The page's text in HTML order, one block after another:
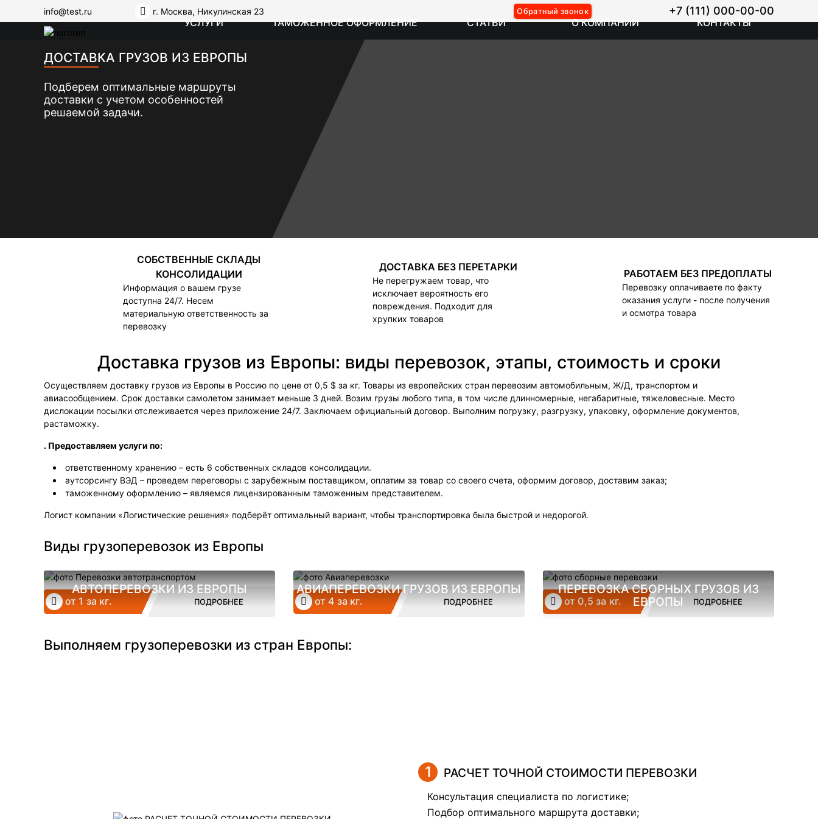
info@test.ru г. Москва, Никулинская 23 Обратный звонок +7 (111) 000-00-00
УСЛУГИ ТАМОЖЕННОЕ ОФОРМЛЕНИЕ СТАТЬИ О КОМПАНИИ КОНТАКТЫ
ДОСТАВКА ГРУЗОВ ИЗ ЕВРОПЫ
Подберем оптимальные маршруты
доставки с учетом особенностей
решаемой задачи.
СОБСТВЕННЫЕ СКЛАДЫ
КОНСОЛИДАЦИИ
Информация о вашем грузе
доступна 24/7. Несем
материальную ответственность за
перевозку
ДОСТАВКА БЕЗ ПЕРЕТАРКИ
Не перегружаем товар, что
исключает вероятность его
повреждения. Подходит для
хрупких товаров
РАБОТАЕМ БЕЗ ПРЕДОПЛАТЫ
Перевозку оплачиваете по факту
оказания услуги - после получения
и осмотра товара
Доставка грузов из Европы: виды перевозок, этапы, стоимость и сроки
Осуществляем доставку грузов из Европы в Россию по цене от 0,5 $ за кг. Товары из европейских стран перевозим автомобильным, Ж/Д, транспортом и
авиасообщением. Срок доставки самолетом занимает меньше 3 дней. Возим грузы любого типа, в том числе длинномерные, негабаритные, тяжеловесные. Место
дислокации посылки отслеживается через приложение 24/7. Заключаем официальный договор. Выполним погрузку, разгрузку, упаковку, оформление документов,
растаможку.
. Предоставляем услуги по:
ответственному хранению – есть 6 собственных складов консолидации.
аутсорсингу ВЭД – проведем переговоры с зарубежным поставщиком, оплатим за товар со своего счета, оформим договор, доставим заказ;
таможенному оформлению – являемся лицензированным таможенным представителем.
Логист компании «Логистические решения» подберёт оптимальный вариант, чтобы транспортировка была быстрой и недорогой.
Виды грузоперевозок из Европы
АВТОПЕРЕВОЗКИ ИЗ ЕВРОПЫ
от 1 за кг. ПОДРОБНЕЕ
АВИАПЕРЕВОЗКИ ГРУЗОВ ИЗ ЕВРОПЫ
от 4 за кг. ПОДРОБНЕЕ
ПЕРЕВОЗКА СБОРНЫХ ГРУЗОВ ИЗ
ЕВРОПЫ
от 0,5 за кг. ПОДРОБНЕЕ
Выполняем грузоперевозки из стран Европы:
1 РАСЧЕТ ТОЧНОЙ СТОИМОСТИ ПЕРЕВОЗКИ
Консультация специалиста по логистике;
Подбор оптимального маршрута доставки;